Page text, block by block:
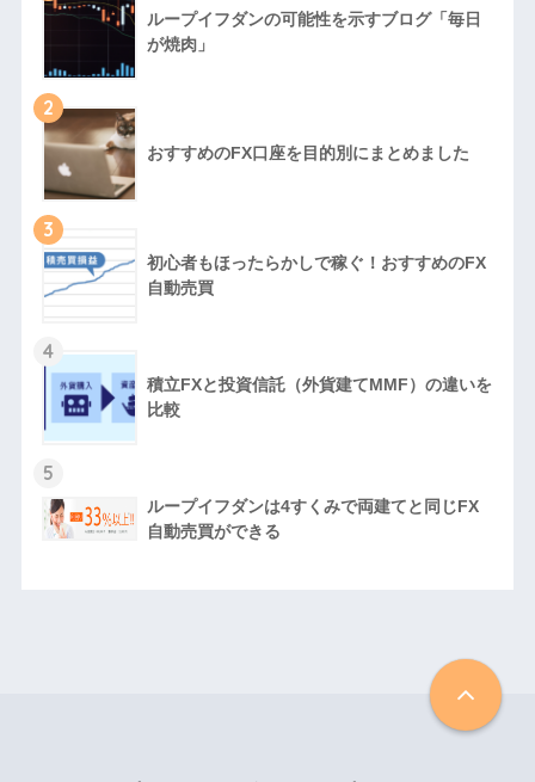
ループイフダンの可能性を示すブログ「毎日
が焼肉」
2
おすすめのFX口座を目的別にまとめました
3
初心者もほったらかしで稼ぐ！おすすめのFX
自動売買
4
積立FXと投資信託（外貨建てMMF）の違いを
比較
5
ループイフダンは4すくみで両建てと同じFX
自動売買ができる